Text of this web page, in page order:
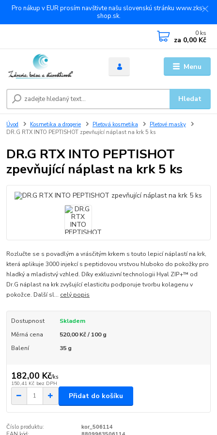
Pro nákup v EUR prosím navštivte našu slovenskú stránku www.zks-
shop.sk.
Menu
Hledat
0 ks
za 0,00 Kč
Úvod Kosmetika a drogerie Pleťová kosmetika
Pleťové masky
DR.G RTX INTO PEPTISHOT zpevňující náplast na krk 5 ks
DR.G RTX INTO PEPTISHOT
zpevňující náplast na krk 5 ks
Rozlučte se s povadlým a vrásčitým krkem s touto lepicí náplastí na krk,
která aplikuje 3000 injekcí s peptidovou vrstvou hluboko do pokožky pro
hladký a mladistvý vzhled. Díky exkluzivní technologii Hyal ZIP+™ od
Dr.G náplast na krk zvyšující elasticitu podporuje tvorbu kolagenu v
pokožce. Další sl... celý popis
Dostupnost
Skladem
Měrná cena
520,00 Kč / 100 g
Balení
35 g
182,00 Kč/ks
150,41 Kč bez DPH
Přidat do košíku
Číslo produktu:
kor_506114